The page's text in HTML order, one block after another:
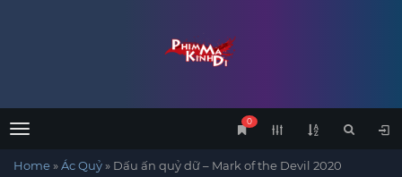
Menu
0
Home»Ác Quỷ» Dấu ấn quỷ dữ – Mark of the Devil 2020